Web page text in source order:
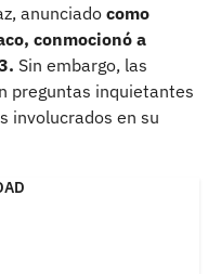
anunciadocomo
conmocionó a
Sin embargo, las
preguntas inquietantes
involucrados en su